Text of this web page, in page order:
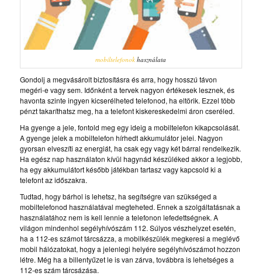
mobiltelefonok használata
Gondolj a megvásárolt biztosításra és arra, hogy hosszú távon
megéri-e vagy sem. Időnként a tervek nagyon értékesek lesznek, és
havonta szinte ingyen kicserélheted telefonod, ha eltörik. Ezzel több
pénzt takaríthatsz meg, ha a telefont kiskereskedelmi áron cseréled.
Ha gyenge a jele, fontold meg egy ideig a mobiltelefon kikapcsolását.
A gyenge jelek a mobiltelefon hírhedt akkumulátor jelei. Nagyon
gyorsan elveszíti az energiát, ha csak egy vagy két bárral rendelkezik.
Ha egész nap használaton kívül hagynád készüléked akkor a legjobb,
ha egy akkumulátort később játékban tartasz vagy kapcsold ki a
telefont az időszakra.
Tudtad, hogy bárhol is lehetsz, ha segítségre van szükséged a
mobiltelefonod használatával megteheted. Ennek a szolgáltatásnak a
használatához nem is kell lennie a telefonon lefedettségnek. A
világon mindenhol segélyhívószám 112. Súlyos vészhelyzet esetén,
ha a 112-es számot tárcsázza, a mobilkészülék megkeresi a meglévő
mobil hálózatokat, hogy a jelenlegi helyére segélyhívószámot hozzon
létre. Még ha a billentyűzet le is van zárva, továbbra is lehetséges a
112-es szám tárcsázása.